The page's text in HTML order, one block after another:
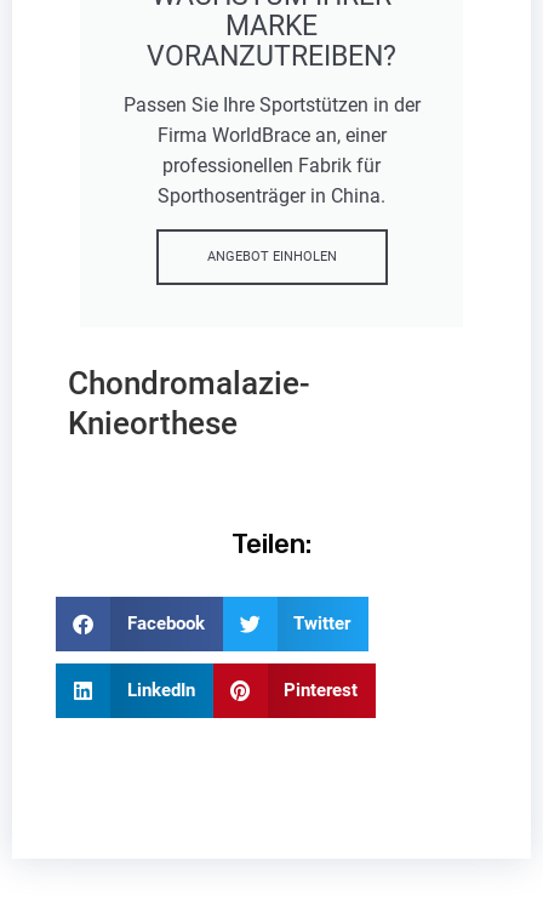
MARKE
VORANZUTREIBEN?
Passen Sie Ihre Sportstützen in der
Firma WorldBrace an, einer
professionellen Fabrik für
Sporthosenträger in China.
ANGEBOT EINHOLEN
Chondromalazie-
Knieorthese
Teilen:
Facebook Twitter
LinkedIn Pinterest